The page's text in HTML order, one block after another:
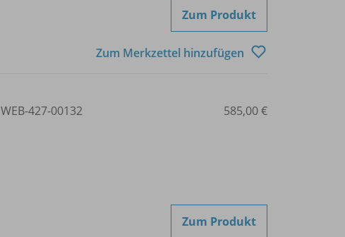
Zum Produkt
Zum Merkzettel hinzufügen
WEB-427-00132 585,00 €
Zum Produkt